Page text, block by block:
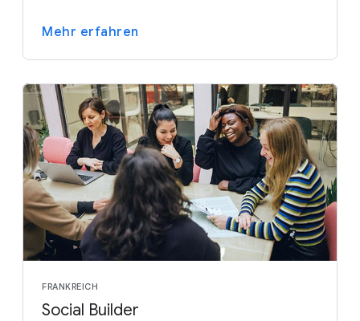
Mehr erfahren
FRANKREICH
Social Builder